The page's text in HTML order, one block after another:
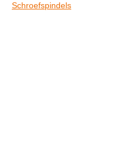
Schroefspindels